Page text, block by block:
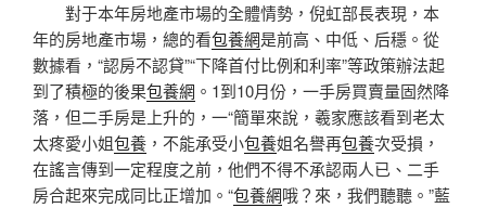
對于本年房地產市場的全體情勢，倪虹部長表現，本
年的房地產市場，總的看包養網是前高、中低、后穩。從
數據看，“認房不認貸”“下降首付比例和利率”等政策辦法起
到了積極的後果包養網 。1到10月份，一手房買賣量固然降
落，但二手房是上升的，一“簡單來說，羲家應該看到老太
太疼愛小姐包養 ，不能承受小包養姐名譽再包養次受損，
在謠言傳到一定程度之前，他們不得不承認兩人已、二手
房合起來完成同比正增加。“包養網哦？來，我們聽聽。”藍